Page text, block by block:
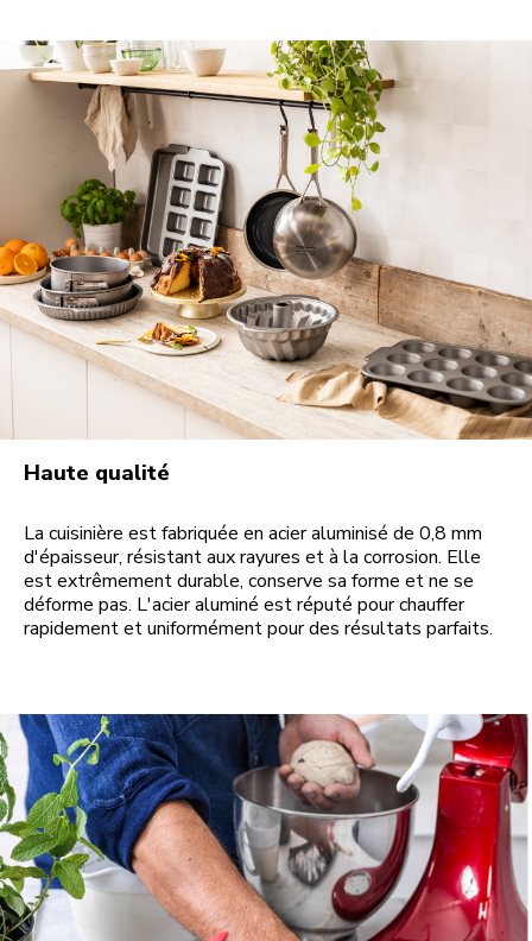
Haute qualité
La cuisinière est fabriquée en acier aluminisé de 0,8 mm
d'épaisseur, résistant aux rayures et à la corrosion. Elle
est extrêmement durable, conserve sa forme et ne se
déforme pas. L'acier aluminé est réputé pour chauffer
rapidement et uniformément pour des résultats parfaits.